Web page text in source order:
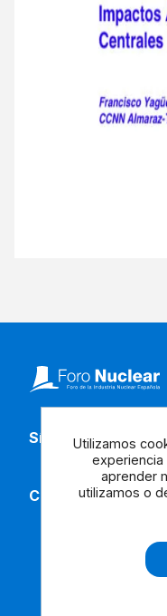
Síguenos en redes
Contacta con
Utilizamos
experiencia
aprender
utilizamos o